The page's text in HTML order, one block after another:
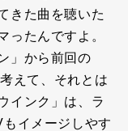
きた曲を聴いた
ったんですよ。
」から前回の
えて、それとは
インク」は、ラ
もイメージしやす